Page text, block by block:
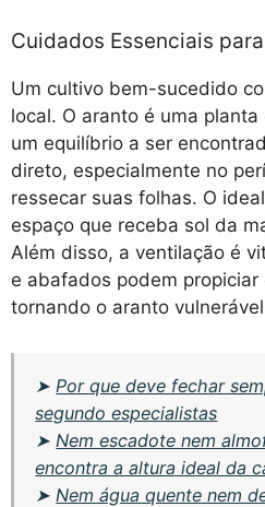
Cuidados Essenciais
Um cultivo bem-sucedido
local. O aranto é uma
um equilíbrio a ser
direto, especialmente no
ressecar suas folhas. O
espaço que receba sol da
Além disso, a ventilação é
e abafados podem
tornando o aranto
➤ Por que deve fechar
segundo especialistas
➤ Nem escadote nem
encontra a altura ideal da
➤ Nem água quente nem